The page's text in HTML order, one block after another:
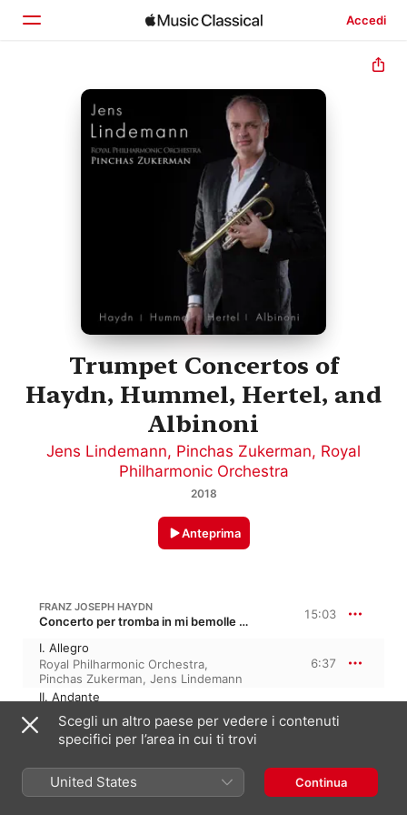
Accedi
Home
Scopri
Cerca
Trumpet Concertos of
Haydn, Hummel, Hertel, and
Albinoni
Jens Lindemann, Pinchas Zukerman, Royal
Philharmonic Orchestra
2018
Anteprima
FRANZ JOSEPH HAYDN
Concerto per tromba in mi bemolle maggiore, Hob. VIIe/1 · “Concerto per il clarino” 15:03
I. Allegro
Royal Philharmonic Orchestra,
Pinchas Zukerman, Jens Lindemann
6:37
II. Andante
Royal Philharmonic Orchestra
Pinchas Zukerman, Jens Lindemann
III. Allegro
Orchestra ,Pinchas Zukerman
Scegli un altro paese per vedere i contenuti
specifici per l’area in cui ti trovi
United States Continua